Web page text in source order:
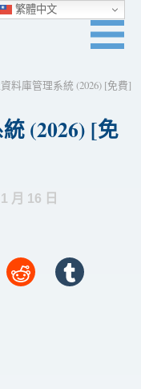
料庫管理系統 (2026) [免費]
(2026) [免
月 16 日
繁體中文